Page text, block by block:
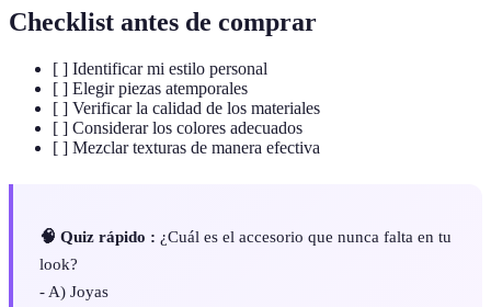
Checklist antes de comprar
[ ] Identificar mi estilo personal
[ ] Elegir piezas atemporales
[ ] Verificar la calidad de los materiales
[ ] Considerar los colores adecuados
[ ] Mezclar texturas de manera efectiva
🧠 Quiz rápido : ¿Cuál es el accesorio que nunca falta en tu
look?
- A) Joyas